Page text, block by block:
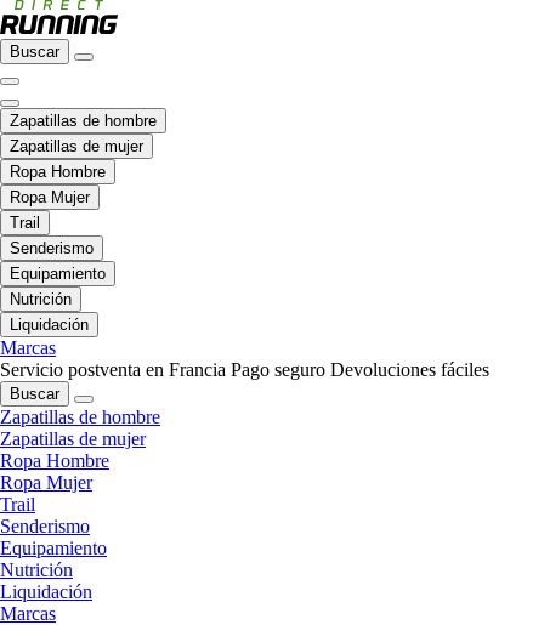
Buscar
Zapatillas de hombre
Zapatillas de mujer
Ropa Hombre
Ropa Mujer
Trail
Senderismo
Equipamiento
Nutrición
Liquidación
Marcas
Servicio postventa en Francia Pago seguro Devoluciones fáciles
Buscar
Zapatillas de hombre
Zapatillas de mujer
Ropa Hombre
Ropa Mujer
Trail
Senderismo
Equipamiento
Nutrición
Liquidación
Marcas